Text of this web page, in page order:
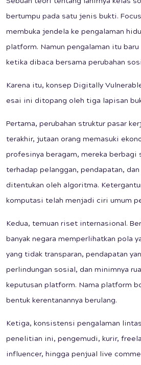
bertumpu pada satu jenis bukti.
membuka jendela ke pengalaman
platform. Namun pengalaman itu
ketika dibaca bersama perubahan
Karena itu, konsep Digitally
esai ini ditopang oleh tiga lapisan
Pertama, perubahan struktur pasar
terakhir, jutaan orang memasuki
profesinya beragam, mereka berbagi
terhadap pelanggan, pendapatan,
ditentukan oleh algoritma.
komputasi telah menjadi ciri umum
Kedua, temuan riset internasional.
banyak negara memperlihatkan pola
yang tidak transparan, pendapatan
perlindungan sosial, dan minimnya
keputusan platform. Nama platform
bentuk kerentanannya berulang.
Ketiga, konsistensi pengalaman
penelitian ini, pengemudi, kurir,
influencer, hingga penjual live